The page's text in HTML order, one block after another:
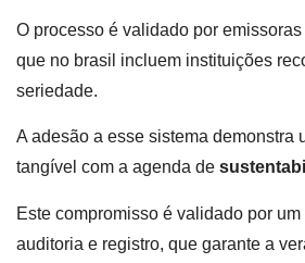
O processo é validado por
que no brasil incluem instituições
seriedade.
A adesão a esse sistema demonstra
tangível com a agenda de
Este compromisso é validado por
auditoria e registro, que garante a